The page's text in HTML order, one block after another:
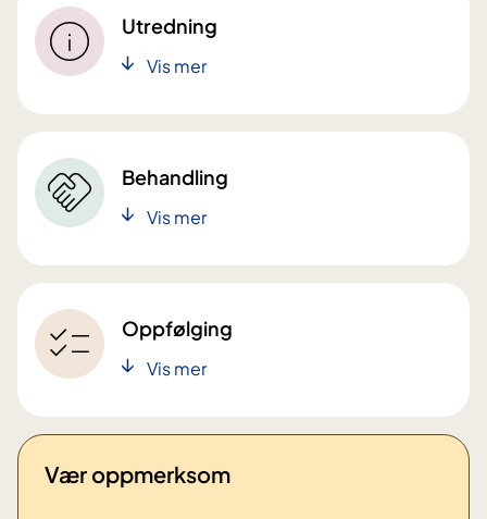
Utredning
Vis mer
Behandling
Vis mer
Oppfølging
Vis mer
Vær oppmerksom